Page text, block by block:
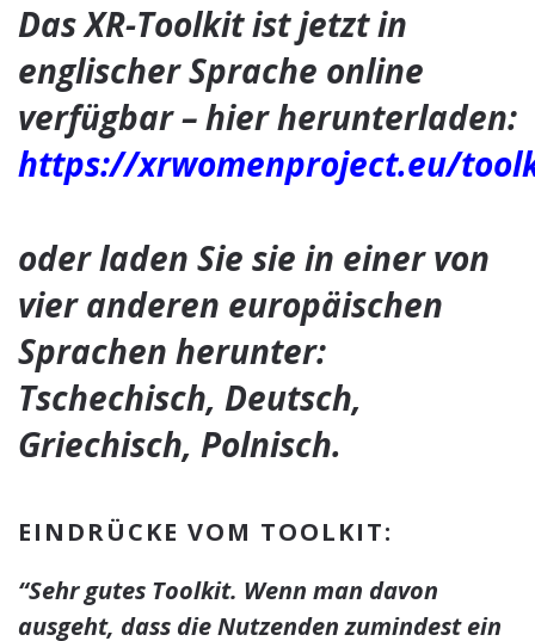
Das XR-Toolkit ist jetzt in
englischer Sprache online
verfügbar – hier herunterladen:
https://xrwomenproject.eu/
oder laden Sie sie in einer von
vier anderen europäischen
Sprachen herunter:
Tschechisch, Deutsch,
Griechisch, Polnisch.
EINDRÜCKE VOM TOOLKIT:
“Sehr gutes Toolkit. Wenn man davon
ausgeht, dass die Nutzenden zumindest ein